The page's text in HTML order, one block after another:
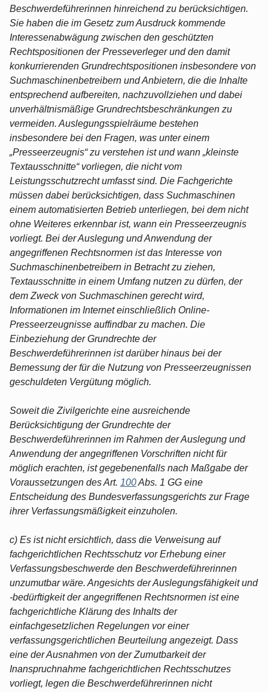
Beschwerdeführerinnen hinreichend zu berücksichtigen.
Sie haben die im Gesetz zum Ausdruck kommende
Interessenabwägung zwischen den geschützten
Rechtspositionen der Presseverleger und den damit
konkurrierenden Grundrechtspositionen insbesondere von
Suchmaschinenbetreibern und Anbietern, die die Inhalte
entsprechend aufbereiten, nachzuvollziehen und dabei
unverhältnismäßige Grundrechtsbeschränkungen zu
vermeiden. Auslegungsspielräume bestehen
insbesondere bei den Fragen, was unter einem
„Presseerzeugnis“ zu verstehen ist und wann „kleinste
Textausschnitte“ vorliegen, die nicht vom
Leistungsschutzrecht umfasst sind. Die Fachgerichte
müssen dabei berücksichtigen, dass Suchmaschinen
einem automatisierten Betrieb unterliegen, bei dem nicht
ohne Weiteres erkennbar ist, wann ein Presseerzeugnis
vorliegt. Bei der Auslegung und Anwendung der
angegriffenen Rechtsnormen ist das Interesse von
Suchmaschinenbetreibern in Betracht zu ziehen,
Textausschnitte in einem Umfang nutzen zu dürfen, der
dem Zweck von Suchmaschinen gerecht wird,
Informationen im Internet einschließlich Online-
Presseerzeugnisse auffindbar zu machen. Die
Einbeziehung der Grundrechte der
Beschwerdeführerinnen ist darüber hinaus bei der
Bemessung der für die Nutzung von Presseerzeugnissen
geschuldeten Vergütung möglich.
Soweit die Zivilgerichte eine ausreichende
Berücksichtigung der Grundrechte der
Beschwerdeführerinnen im Rahmen der Auslegung und
Anwendung der angegriffenen Vorschriften nicht für
möglich erachten, ist gegebenenfalls nach Maßgabe der
Voraussetzungen des Art. 100Abs. 1 GG eine
Entscheidung des Bundesverfassungsgerichts zur Frage
ihrer Verfassungsmäßigkeit einzuholen.
c) Es ist nicht ersichtlich, dass die Verweisung auf
fachgerichtlichen Rechtsschutz vor Erhebung einer
Verfassungsbeschwerde den Beschwerdeführerinnen
unzumutbar wäre. Angesichts der Auslegungsfähigkeit und
-bedürftigkeit der angegriffenen Rechtsnormen ist eine
fachgerichtliche Klärung des Inhalts der
einfachgesetzlichen Regelungen vor einer
verfassungsgerichtlichen Beurteilung angezeigt. Dass
eine der Ausnahmen von der Zumutbarkeit der
Inanspruchnahme fachgerichtlichen Rechtsschutzes
vorliegt, legen die Beschwerdeführerinnen nicht